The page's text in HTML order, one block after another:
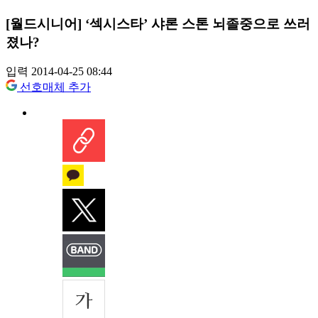
[월드시니어] ‘섹시스타’ 샤론 스톤 뇌졸중으로 쓰러
졌나?
입력 2014-04-25 08:44
선호매체 추가